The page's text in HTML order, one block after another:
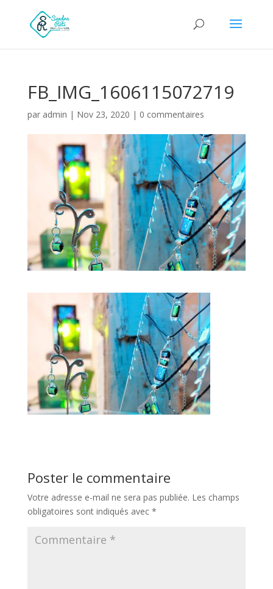
FB_IMG_1606115072719
par admin | Nov 23, 2020 | 0 commentaires
Poster le commentaire
Votre adresse e-mail ne sera pas publiée. Les champs
obligatoires sont indiqués avec *